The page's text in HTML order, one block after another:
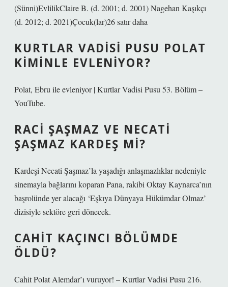
(Sünni)EvlilikClaire B. (d. 2001; d. 2001) Nagehan Kaşıkçı
(d. 2012; d. 2021)Çocuk(lar)26 satır daha
KURTLAR VADISI PUSU POLAT
KIMINLE EVLENIYOR?
Polat, Ebru ile evleniyor | Kurtlar Vadisi Pusu 53. Bölüm –
YouTube.
RACI ŞAŞMAZ VE NECATI
ŞAŞMAZ KARDEŞ MI?
Kardeşi Necati Şaşmaz’la yaşadığı anlaşmazlıklar nedeniyle
sinemayla bağlarını koparan Pana, rakibi Oktay Kaynarca’nın
başrolünde yer alacağı ‘Eşkıya Dünyaya Hükümdar Olmaz’
dizisiyle sektöre geri dönecek.
CAHIT KAÇINCI BÖLÜMDE
ÖLDÜ?
Cahit Polat Alemdar’ı vuruyor! – Kurtlar Vadisi Pusu 216.